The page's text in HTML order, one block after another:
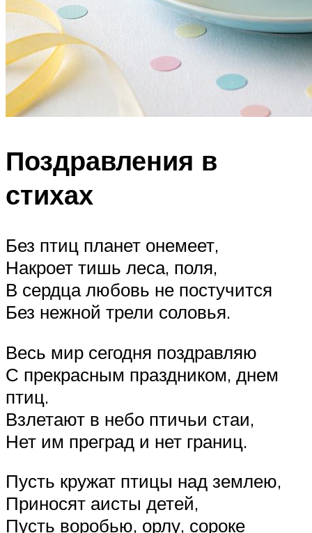
Поздравления в
стихах
Без птиц планет онемеет,
Накроет тишь леса, поля,
В сердца любовь не постучится
Без нежной трели соловья.
Весь мир сегодня поздравляю
С прекрасным праздником, днем
птиц.
Взлетают в небо птичьи стаи,
Нет им преград и нет границ.
Пусть кружат птицы над землею,
Приносят аисты детей,
Пусть воробью, орлу, сороке